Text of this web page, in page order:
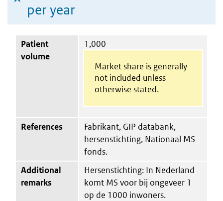
per year
Patient
volume
1,000
Market share is generally
not included unless
otherwise stated.
References
Fabrikant, GIP databank,
hersenstichting, Nationaal MS
fonds.
Additional
remarks
Hersenstichting: In Nederland
komt MS voor bij ongeveer 1
op de 1000 inwoners.